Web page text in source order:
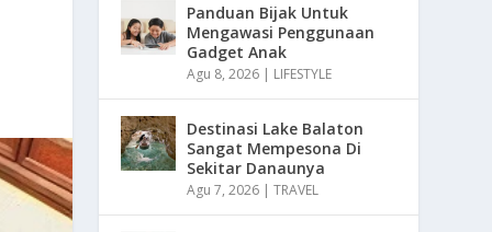
Panduan Bijak Untuk
Mengawasi Penggunaan
Gadget Anak
Agu 8, 2026 | LIFESTYLE
Destinasi Lake Balaton
Sangat Mempesona Di
Sekitar Danaunya
Agu 7, 2026 |TRAVEL